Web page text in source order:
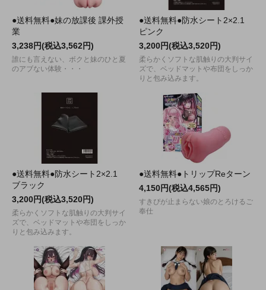
●送料無料●妹の放課後 課外授
業
3,238円(税込3,562円)
誰にも言えない、ボクと妹のひと夏
のアブない体験・・・
●送料無料●防水シート2×2.1
ピンク
3,200円(税込3,520円)
柔らかくソフトな肌触りの大判サイ
ズで、ベッドマットや布団をしっか
りと包み込みます。
●送料無料●防水シート2×2.1
ブラック
3,200円(税込3,520円)
柔らかくソフトな肌触りの大判サイ
ズで、ベッドマットや布団をしっか
りと包み込みます。
●送料無料●トリップReターン
4,150円(税込4,565円)
すきぴが止まらない娘のとろけるご
奉仕